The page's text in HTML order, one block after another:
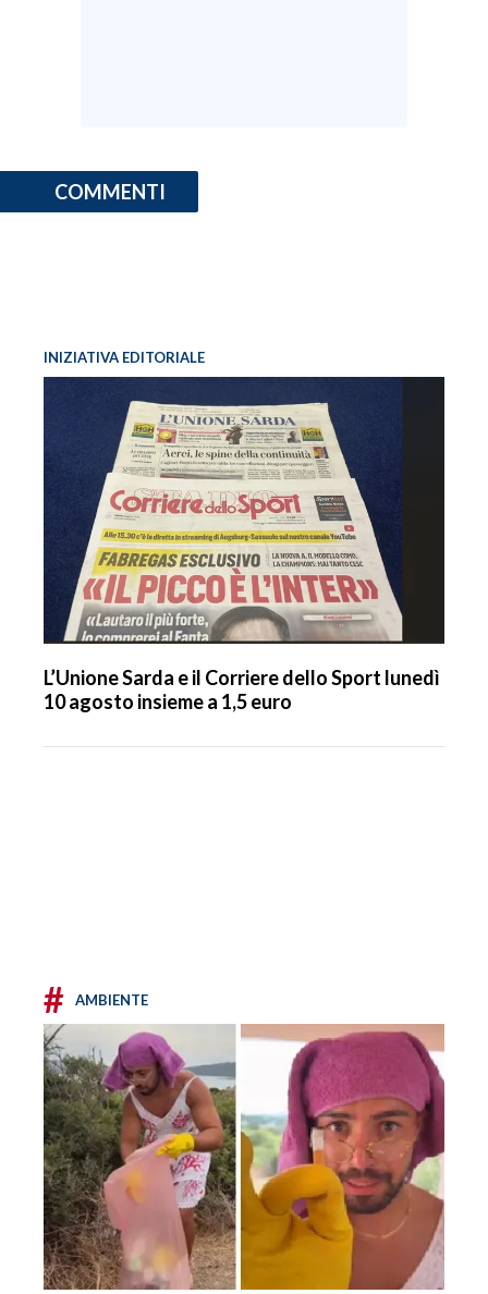
COMMENTI
INIZIATIVA EDITORIALE
L’Unione Sarda e il Corriere dello Sport lunedì
10 agosto insieme a 1,5 euro
# AMBIENTE